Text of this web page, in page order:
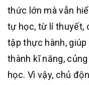
thức lớn mà vẫn
tự học, từ lí thuyết,
tập thực hành,
thành kĩ năng,
học. Vì vậy, chủ